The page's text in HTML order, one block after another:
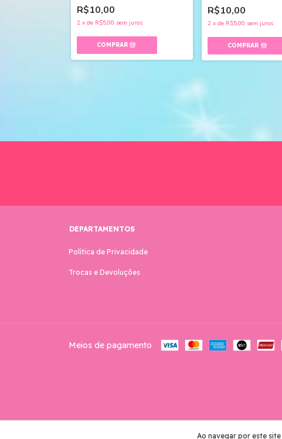
Ao navegar por este site
R$10,00
2 x de R$5,00 sem juros
R$10,00
2 xde R$5,00 sem juros
DEPARTAMENTOS
Política de Privacidade
Trocas e Devoluções
Meios de pagamento